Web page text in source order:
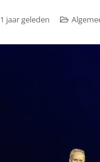
1 jaar geleden